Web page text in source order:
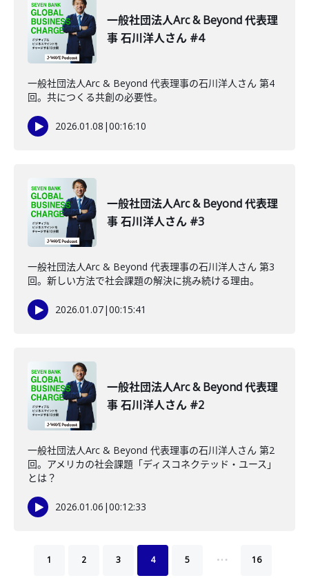
一般社団法人Arc & Beyond 代表理
事 石川洋人さん #4
一般社団法人Arc & Beyond 代表理事の石川洋人さん 第4
回。共につくる共創の必要性。
2026.01.08 |00:16:10
一般社団法人Arc & Beyond 代表理
事 石川洋人さん #3
一般社団法人Arc & Beyond 代表理事の石川洋人さん 第3
回。新しい方法で社会課題の解決に挑み続ける理由。
2026.01.07|00:15:41
一般社団法人Arc & Beyond 代表理
事 石川洋人さん #2
一般社団法人Arc & Beyond 代表理事の石川洋人さん 第2
回。アメリカの社会課題「ディスコネクテッド・ユース」
とは？
2026.01.06 |00:12:33
1 2 3 4 5 … 16